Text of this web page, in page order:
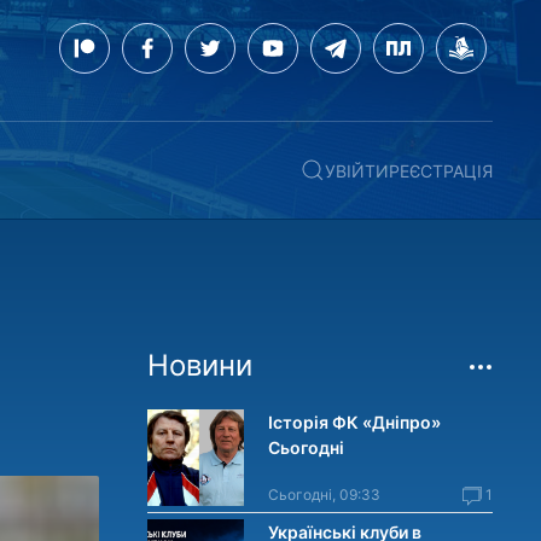
УВІЙТИРЕЄСТРАЦІЯ
Новини
Історія ФК «Дніпро»
Сьогодні
Сьогодні, 09:33 1
Українські клуби в